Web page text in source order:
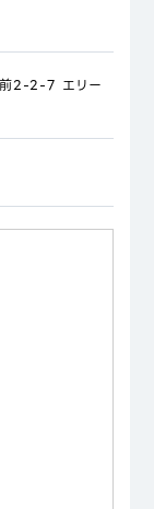
2-2-7 エリー